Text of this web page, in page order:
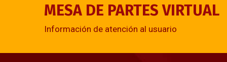
MESA DE PARTES VIRTUAL
Información de atención al usuario